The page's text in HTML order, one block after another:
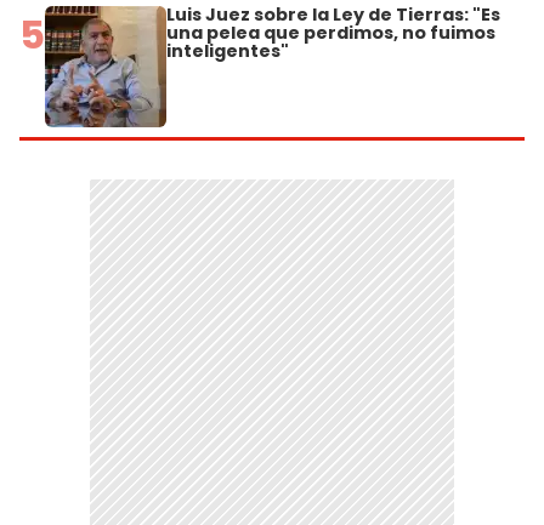
5 Luis Juez sobre la Ley de Tierras: "Es
una pelea que perdimos, no fuimos
inteligentes"